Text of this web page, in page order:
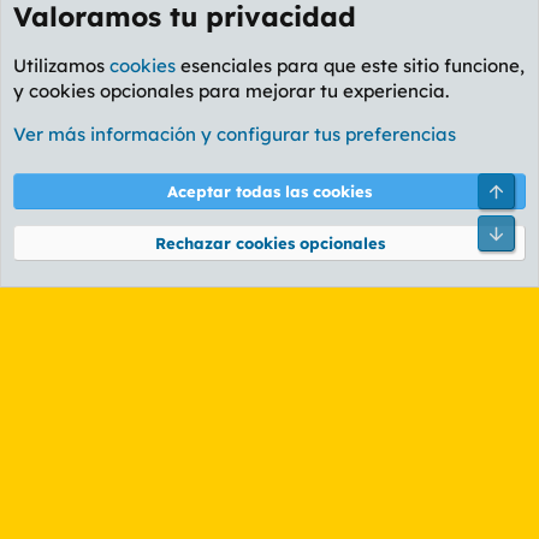
Foro General
Cookies
PL OLDSTYLE AMARILLO
Términos y reglas Política de privacidad Ayuda
Community platform by XenForo® © 2010-2026 XenForo Ltd.
Valoramos tu privacidad
Utilizamos cookies esenciales para que este sitio funcione,
y cookies opcionales para mejorar tu experiencia.
Ver más información y configurar tus preferencias
Aceptar todas las cookies
Rechazar cookies opcionales
Pie